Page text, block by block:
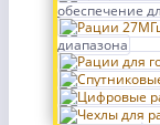
обеспечение
диапазона